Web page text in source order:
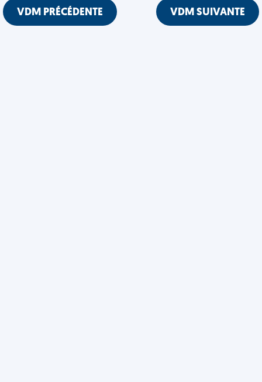
VDM PRÉCÉDENTE VDM SUIVANTE